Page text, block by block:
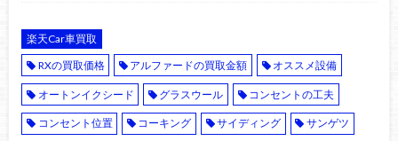
楽天Car車買取
RXの買取価格
アルファードの買取金額 オススメ設備
オートンイクシード グラスウール コンセントの工夫
コンセント位置 コーキング サイディング サンゲツ